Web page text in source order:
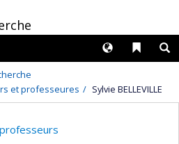
Liens
Langues
et professeures
Sylvie BELLEVILLE